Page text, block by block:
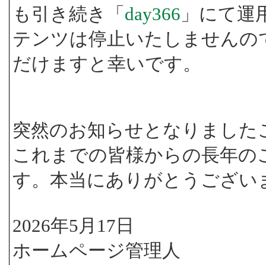
も引き続き「 day366 」にて
テンツは停止いたしません
だけますと幸いです。
突然のお知らせとなりまし
これまでの皆様からの長年
す。本当にありがとうござい
2026年5月17日
ホームページ管理人